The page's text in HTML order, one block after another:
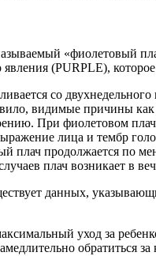
называемый
(PURPLE),
со двухнедельного
видимые причины как
При фиолетовом
лица и тембр
продолжается по
плач возникает в
данных,
уход за
обратиться за